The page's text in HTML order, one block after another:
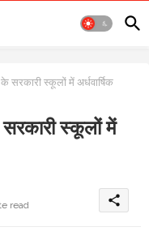
स्कूलों में अर्धवार्षिक
स्कूलों में
read share